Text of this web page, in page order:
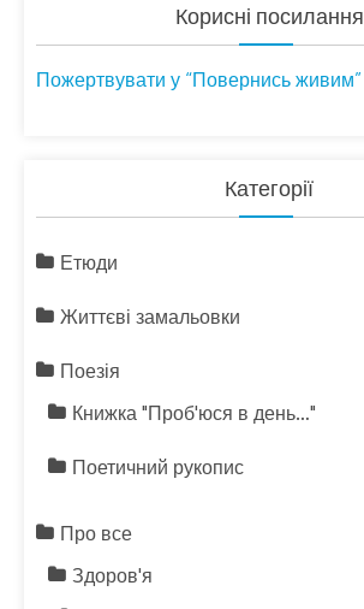
Корисні посилання
Пожертвувати у “Повернись живим”
Категорії
Етюди
Життєві замальовки
Поезія
Книжка "Проб'юся в день…"
Поетичний рукопис
Про все
Здоров'я